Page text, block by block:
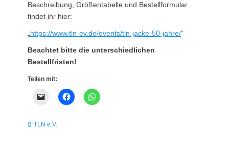
Beschreibung, Größentabelle und Bestellformular
findet ihr hier:
https://www.tln-ev.de/events/tln-jacke-50-jahre/“
Beachtet bitte die unterschiedlichen
Bestellfristen!
Teilen mit:
Kategorien
TLN e.V.